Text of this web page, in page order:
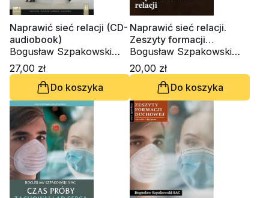
Naprawić sieć relacji (CD-
audiobook)
Bogusław Szpakowski
SAC
27,00 zł
Do koszyka
Naprawić sieć relacji.
Zeszyty formacji
duchowej nr 97
Bogusław Szpakowski
SAC
20,00 zł
Do koszyka